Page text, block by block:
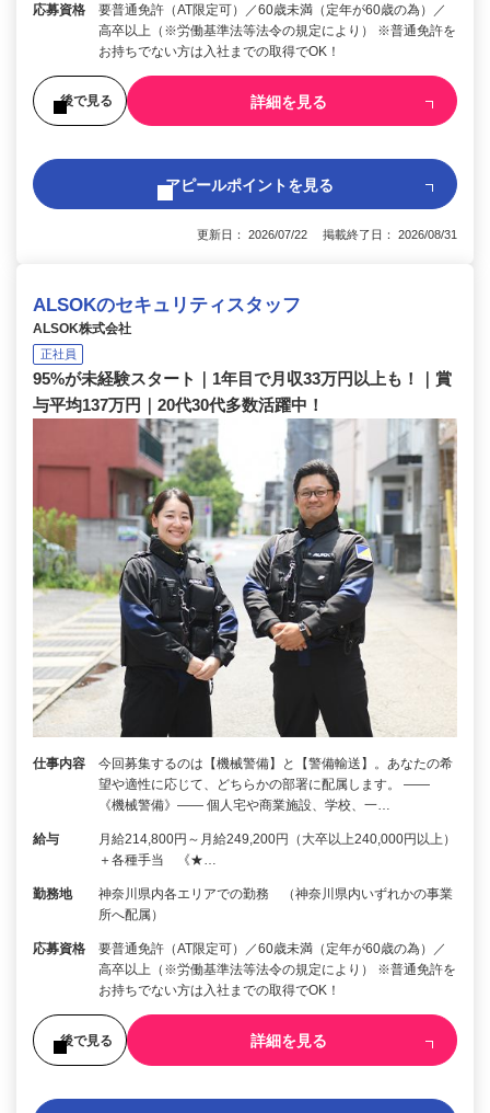
応募資格
要普通免許（AT限定可）／60歳未満（定年が60歳の為）／
高卒以上（※労働基準法等法令の規定により） ※普通免許を
お持ちでない方は入社までの取得でOK！
後で見る 詳細を見る
アピールポイントを見る
更新日： 2026/07/22 掲載終了日： 2026/08/31
ALSOKのセキュリティスタッフ
ALSOK株式会社
正社員
95%が未経験スタート｜1年目で月収33万円以上も！｜賞
与平均137万円｜20代30代多数活躍中！
仕事内容
今回募集するのは【機械警備】と【警備輸送】。あなたの希
望や適性に応じて、どちらかの部署に配属します。 ――
《機械警備》―― 個人宅や商業施設、学校、一…
給与
月給214,800円～月給249,200円（大卒以上240,000円以上）
＋各種手当 《★…
勤務地
神奈川県内各エリアでの勤務 （神奈川県内いずれかの事業
所へ配属）
応募資格
要普通免許（AT限定可）／60歳未満（定年が60歳の為）／
高卒以上（※労働基準法等法令の規定により） ※普通免許を
お持ちでない方は入社までの取得でOK！
後で見る 詳細を見る